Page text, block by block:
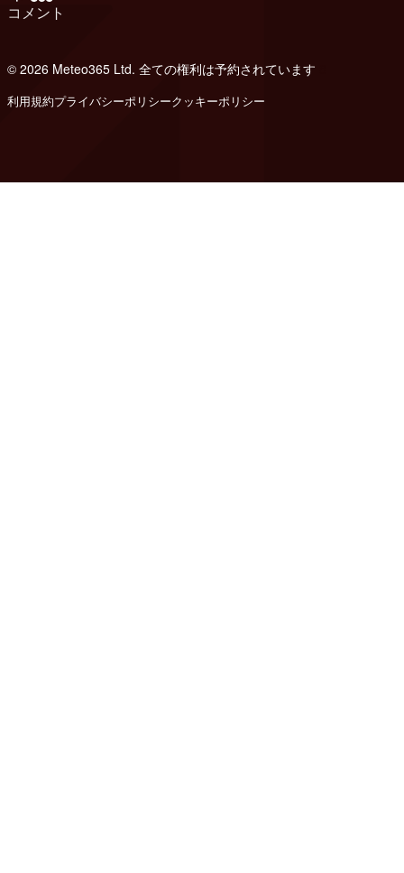
コメント
© 2026 Meteo365 Ltd. 全ての権利は予約されています
利用規約プライバシーポリシークッキーポリシー